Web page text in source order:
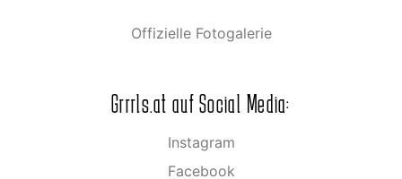
Offizielle Fotogalerie
Grrrls.at auf Social Media:
Instagram
Facebook